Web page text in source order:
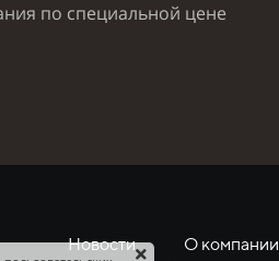
по специальной цене
Новости О компании